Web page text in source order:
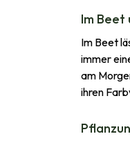
Im Beet
Im Beet
immer
am
ihren